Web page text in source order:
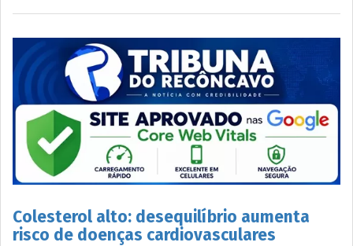
Colesterol alto: desequilíbrio aumenta
risco de doenças cardiovasculares